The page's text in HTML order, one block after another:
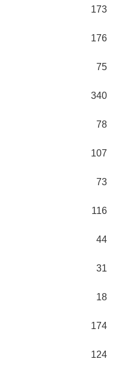
173
176
75
340
78
107
73
116
44
31
18
174
124